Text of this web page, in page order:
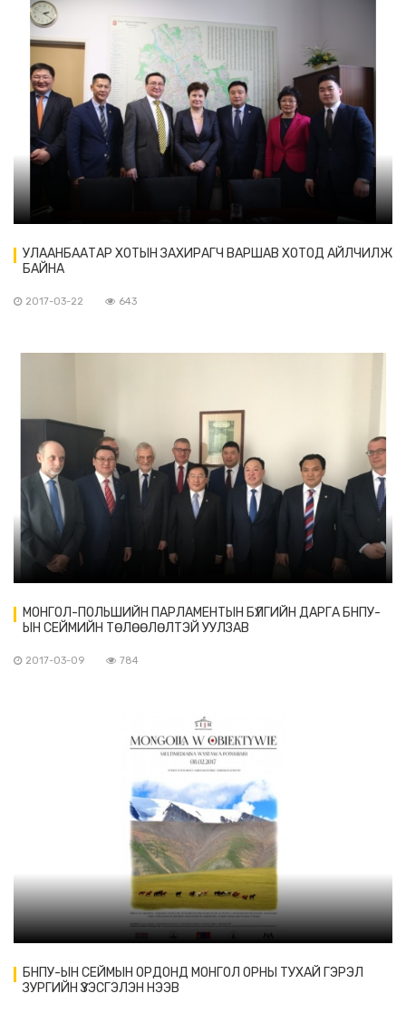
УЛААНБААТАР ХОТЫН ЗАХИРАГЧ ВАРШАВ ХОТОД АЙЛЧИЛЖ
БАЙНА
2017-03-22 643
МОНГОЛ-ПОЛЬШИЙН ПАРЛАМЕНТЫН БҮЛГИЙН ДАРГА БНПУ-
ЫН СЕЙМИЙН ТӨЛӨӨЛӨЛТЭЙ УУЛЗАВ
2017-03-09 784
БНПУ-ЫН СЕЙМЫН ОРДОНД МОНГОЛ ОРНЫ ТУХАЙ ГЭРЭЛ
ЗУРГИЙН ҮЗЭСГЭЛЭН НЭЭВ